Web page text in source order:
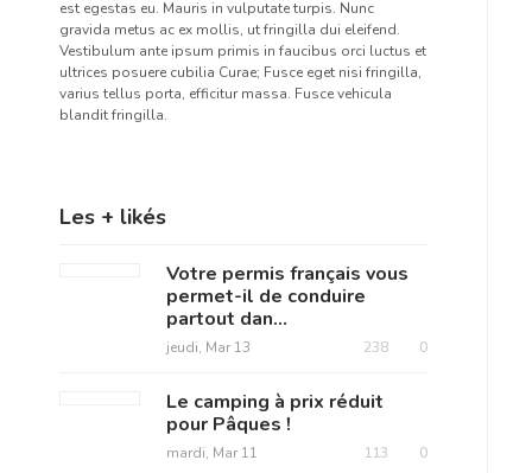
est egestas eu. Mauris in vulputate turpis. Nunc
gravida metus ac ex mollis, ut fringilla dui eleifend.
Vestibulum ante ipsum primis in faucibus orci luctus et
ultrices posuere cubilia Curae; Fusce eget nisi fringilla,
varius tellus porta, efficitur massa. Fusce vehicula
blandit fringilla.
Les + likés
Votre permis français vous
permet-il de conduire
partout dan...
jeudi, Mar 13 0
238
Le camping à prix réduit
pour Pâques !
mardi, Mar 11 0
113